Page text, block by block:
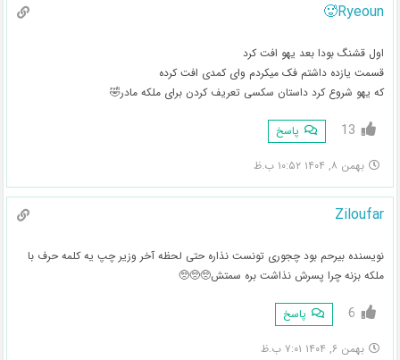
Ryeoun🥵
اول قشنگ بودا بعد یهو افت کرد
قسمت یازده داشتم فک میکردم وای کمدی افت کرده
که یهو شروع کرد داستان سکسی تعریف کردن برای ملکه مادر🤣
13 پاسخ
بهمن ۸, ۱۴۰۴ ۱۰:۵۲ ب.ظ
Ziloufar
نویسنده بیرحم بود چجوری تونست نذاره حتی لحظه آخر وزیر چپ یه کلمه حرف با
ملکه بزنه چرا پسرش نذاشت بره سمتش🥺🥺🥺
6 پاسخ
بهمن ۶, ۱۴۰۴ ۷:۰۱ ب.ظ